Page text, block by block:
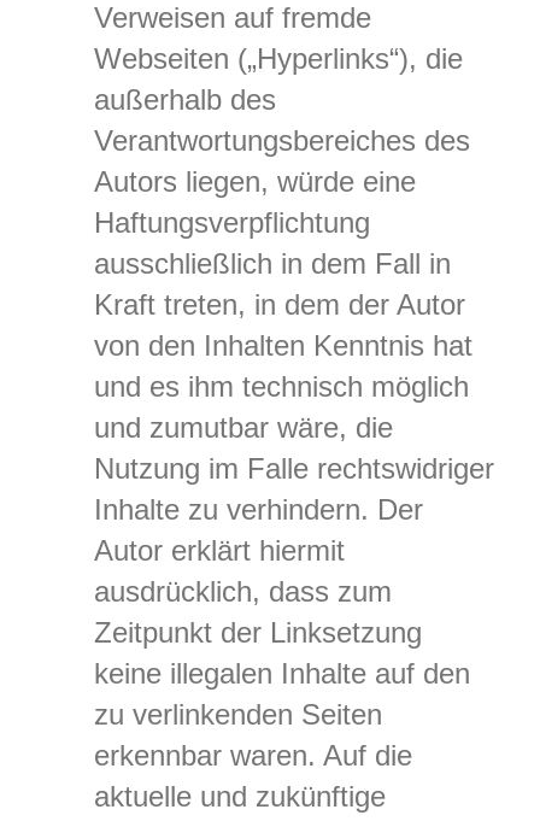
Verweisen auf fremde
Webseiten („Hyperlinks“), die
außerhalb des
Verantwortungsbereiches des
Autors liegen, würde eine
Haftungsverpflichtung
ausschließlich in dem Fall in
Kraft treten, in dem der Autor
von den Inhalten Kenntnis hat
und es ihm technisch möglich
und zumutbar wäre, die
Nutzung im Falle rechtswidriger
Inhalte zu verhindern. Der
Autor erklärt hiermit
ausdrücklich, dass zum
Zeitpunkt der Linksetzung
keine illegalen Inhalte auf den
zu verlinkenden Seiten
erkennbar waren. Auf die
aktuelle und zukünftige